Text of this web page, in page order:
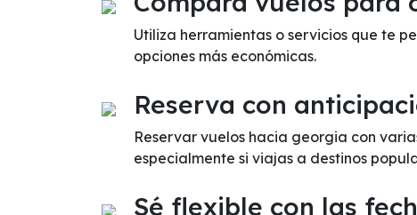
Utiliza herramientas o servicios que te
opciones más económicas.
Reserva con
Reservar vuelos hacia georgia con
especialmente si viajas a destinos
Sé flexible con las